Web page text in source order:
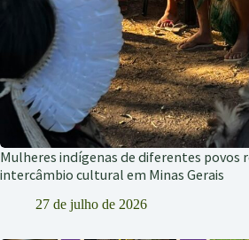
Mulheres indígenas de diferentes povos
intercâmbio cultural em Minas Gerais
27 de julho de 2026